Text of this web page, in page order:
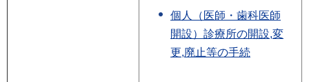
個人（医師・歯科医師
開設）診療所の開設,変
更,廃止等の手続